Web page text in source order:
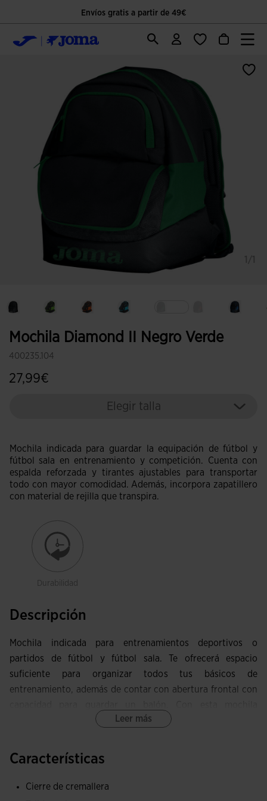
Envíos gratis a partir de 49€
Mochila Diamond II Negro Verde
400235.104
27,99€
Elegir talla
Mochila indicada para guardar la equipación de fútbol y
fútbol sala en entrenamiento y competición. Cuenta con
espalda reforzada y tirantes ajustables para transportar
todo con mayor comodidad. Además, incorpora zapatillero
con material de rejilla que transpira.
Durabilidad
Descripción
Mochila indicada para entrenamientos deportivos o
partidos de fútbol y fútbol sala. Te ofrecerá espacio
suficiente para organizar todos tus básicos de
entrenamiento, además de contar con abertura frontal con
deportiva podrás transportar tu equipación de casa al
capacidad de 44,2 L.
Leer más
Características
Cierre de cremallera